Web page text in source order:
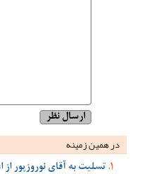
در همین زمینه
تسلیت به آقای نوروزپور